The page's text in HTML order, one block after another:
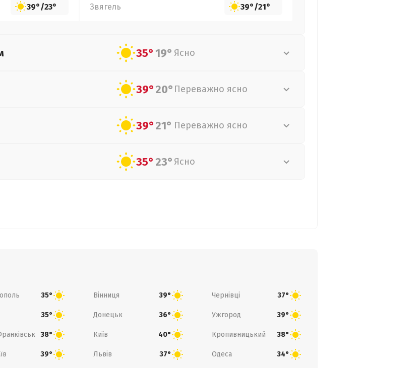
39°/23° Звягель 39°/21°
35°19° Ясно
39°20° Переважно ясно
39°21° Переважно ясно
35°23° Ясно
35° Вінниця 39° Чернівці 37°
35° Донецьк 36° Ужгород 39°
38° Київ 40° Кропивницький 38°
39° Львів 37° Одеса 34°